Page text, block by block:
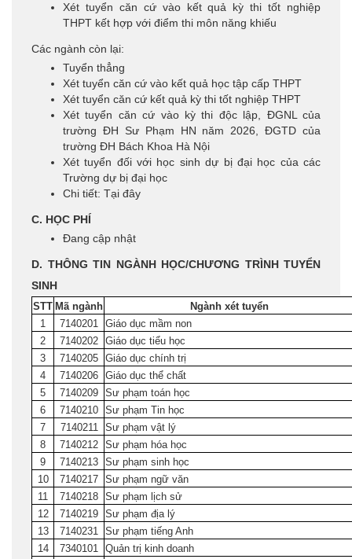
Xét tuyển căn cứ vào kết quả kỳ thi tốt nghiệp
THPT kết hợp với điểm thi môn năng khiếu
Các ngành còn lại:
Tuyển thẳng
Xét tuyển căn cứ vào kết quả học tập cấp THPT
Xét tuyển căn cứ kết quả kỳ thi tốt nghiệp THPT
Xét tuyển căn cứ vào kỳ thi độc lập, ĐGNL của
trường ĐH Sư Phạm HN năm 2026, ĐGTD của
trường ĐH Bách Khoa Hà Nội
Xét tuyển đối với học sinh dự bị đại học của các
Trường dự bị đại học
Chi tiết: Tại đây
C. HỌC PHÍ
Đang cập nhật
D. THÔNG TIN NGÀNH HỌC/CHƯƠNG TRÌNH TUYỂN
SINH
STT Mã ngành
Ngành xét tuyển
1
7140201 Giáo dục mầm non
2
7140202 Giáo dục tiểu học
3
7140205 Giáo dục chính trị
4
7140206 Giáo dục thể chất
5
7140209 Sư phạm toán học
6
7140210 Sư phạm Tin học
7
7140211
Sư phạm vật lý
8
7140212 Sư phạm hóa học
9
7140213 Sư phạm sinh học
10
7140217 Sư phạm ngữ văn
11
7140218 Sư phạm lịch sử
12
7140219 Sư phạm địa lý
13
7140231 Sư phạm tiếng Anh
14
7340101 Quản trị kinh doanh